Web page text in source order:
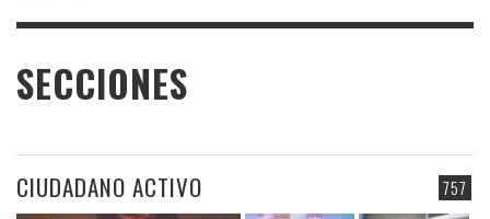
SECCIONES
757
CIUDADANO ACTIVO